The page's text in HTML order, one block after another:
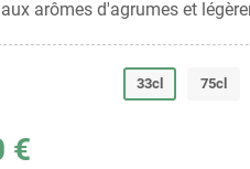
arômes d'agrumes et
33cl 75cl
€